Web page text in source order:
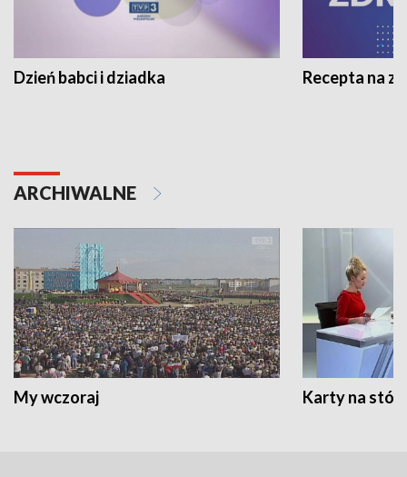
Dzień babci i dziadka Recepta na
ARCHIWALNE
My wczoraj Karty na